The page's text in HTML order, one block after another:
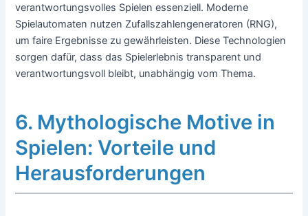
verantwortungsvolles Spielen essenziell. Moderne
Spielautomaten nutzen Zufallszahlengeneratoren (RNG),
um faire Ergebnisse zu gewährleisten. Diese Technologien
sorgen dafür, dass das Spielerlebnis transparent und
verantwortungsvoll bleibt, unabhängig vom Thema.
6. Mythologische Motive in
Spielen: Vorteile und
Herausforderungen